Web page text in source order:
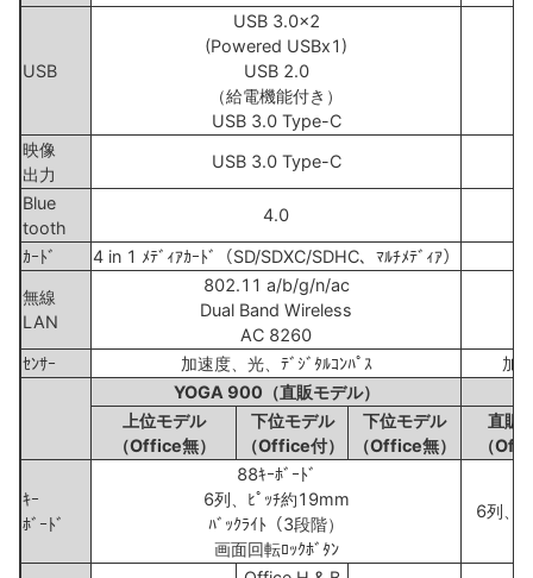
USB
USB 3.0x2
(Powered USBx1)
USB 2.0
（給電機能付き）
USB 3.0 Type-C
映像
出力
USB 3.0 Type-C
Blue
tooth
4.0
ｶｰﾄﾞ
4 in 1 ﾒﾃﾞｨｱｶｰﾄﾞ（SD/SDXC/SDHC、ﾏﾙﾁﾒﾃﾞｨｱ）
無線
LAN
802.11 a/b/g/n/ac
Dual Band Wireless
AC 8260
ｾﾝｻｰ 加速度、光、ﾃﾞｼﾞﾀﾙｺﾝﾊﾟｽ
加
YOGA 900（直販モデル）
上位モデル
（Office無）
下位モデル
（Office付）
下位モデル
（Office無）
直販
（
ｷｰ
ﾎﾞｰﾄﾞ
88ｷｰﾎﾞｰﾄﾞ
6列、ﾋﾟｯﾁ約19mm
ﾊﾞｯｸﾗｲﾄ（3段階）
画面回転ﾛｯｸﾎﾞﾀﾝ
6列、